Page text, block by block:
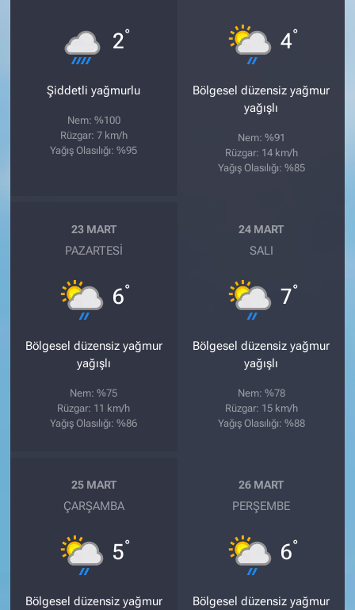
2°
Şiddetli yağmurlu
Nem: %100
Rüzgar: 7 km/h
Yağış Olasılığı: %95
4°
Bölgesel düzensiz yağmur
yağışlı
Nem: %91
Rüzgar: 14 km/h
Yağış Olasılığı: %85
23 MART
PAZARTESI
6°
Bölgesel düzensiz yağmur
yağışlı
Nem: %75
Rüzgar: 11 km/h
Yağış Olasılığı: %86
24 MART
SALI
7°
Bölgesel düzensiz yağmur
yağışlı
Nem: %78
Rüzgar: 15 km/h
Yağış Olasılığı: %88
25 MART
ÇARŞAMBA
5°
Bölgesel düzensiz yağmur
26 MART
PERŞEMBE
6°
Bölgesel düzensiz yağmur